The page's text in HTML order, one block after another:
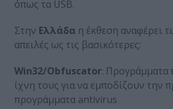
όπως τα USB.
Στην Ελλάδα η έκθεση αναφέρει
απειλές ως τις βασικότερες:
Win32/Obfuscator: Προγράμματα
ίχνη τους για να εμποδίζουν την
προγράμματα antivirus